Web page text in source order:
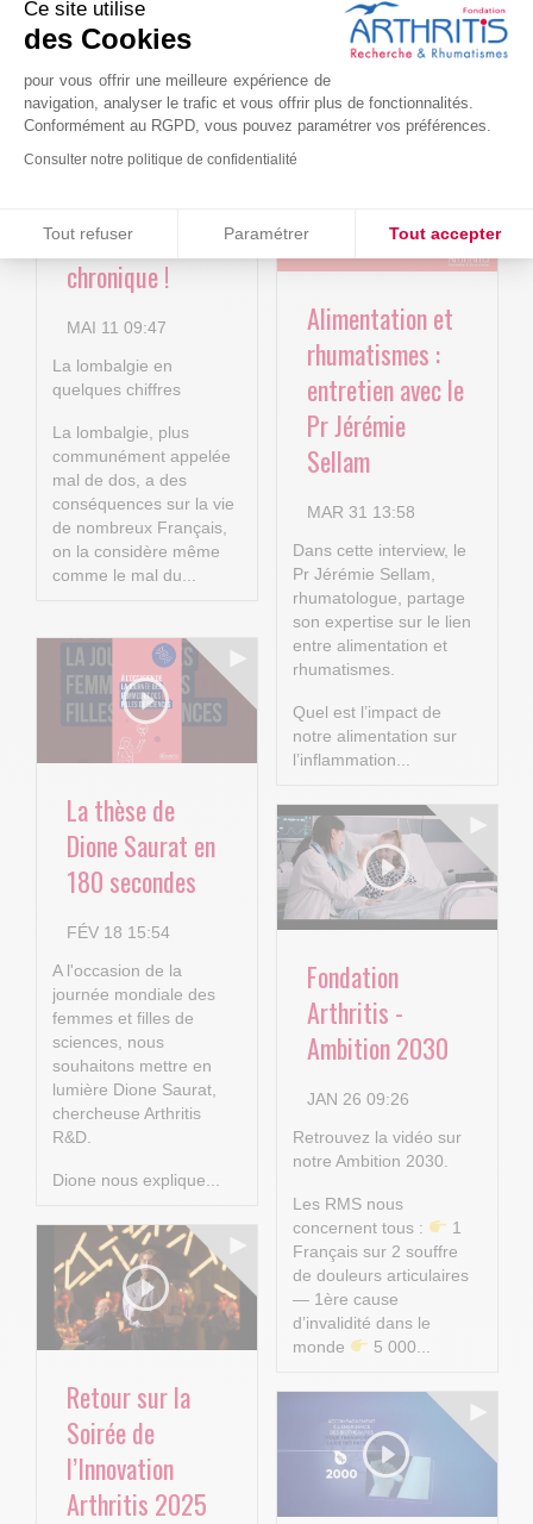
Ce site utilise
des Cookies
pour vous offrir une meilleure expérience de
navigation, analyser le trafic et vous offrir plus de fonctionnalités.
Conformément au RGPD, vous pouvez paramétrer vos préférences.
Consulter notre politique de confidentialité
Tout refuser Paramétrer Tout accepter
Axeptio consent
Plateforme de Gestion du Consentement : Personnalisez vos
Notre plateforme vous permet d'adapter et de gérer vos
Le projet BACK-
4P : Les
nouvelles
technologies
numériques au
lombalgie
chronique !
MAI 11 09:47
La lombalgie en
quelques chiffres
La lombalgie, plus
communément appelée
mal de dos, a des
conséquences sur la vie
de nombreux Français,
on la considère même
comme le mal du...
Arthritis4Cure -
Cure-RA
AVR 22 15:01
Alimentation et
rhumatismes :
entretien avec le
Pr Jérémie
Sellam
MAR 31 13:58
Dans cette interview, le
Pr Jérémie Sellam,
rhumatologue, partage
son expertise sur le lien
entre alimentation et
rhumatismes.
Quel est l’impact de
notre alimentation sur
l’inflammation...
La thèse de
Dione Saurat en
180 secondes
FÉV 18 15:54
A l'occasion de la
journée mondiale des
femmes et filles de
sciences, nous
souhaitons mettre en
lumière Dione Saurat,
chercheuse Arthritis
R&D.
Dione nous explique...
Fondation
Arthritis -
Ambition 2030
JAN 26 09:26
Retrouvez la vidéo sur
notre Ambition 2030.
Les RMS nous
concernent tous :
1
Français sur 2 souffre
de douleurs articulaires
— 1ère cause
d’invalidité dans le
monde
5 000...
Retour sur la
Soirée de
l’Innovation
Arthritis 2025